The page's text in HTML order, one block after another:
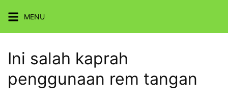
content
MENU
Ini salah kaprah
penggunaan rem tangan